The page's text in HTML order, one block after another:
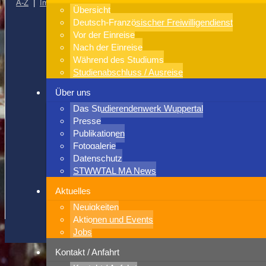
Übersicht
Deutsch-Französischer Freiwilligendienst
Vor der Einreise
Nach der Einreise
Während des Studiums
Studienabschluss / Ausreise
Über uns
Das Studierendenwerk Wuppertal
Presse
Publikationen
Fotogalerie
Datenschutz
STWWTAL MA News
Aktuelles
Neuigkeiten
Aktionen und Events
Jobs
Kontakt / Anfahrt
A-Z Impressum|Datenschutz
Stadtplan
Speisepläne
Catering
Campusplan
Essen und Trinken
Geschäftsberichte
Fotogalerie
Leitlinien
Studienfinanzierung
Online-Bewerbung Wohnheime
Privatzimmer-Annahme
Bergische Universität Wuppertal